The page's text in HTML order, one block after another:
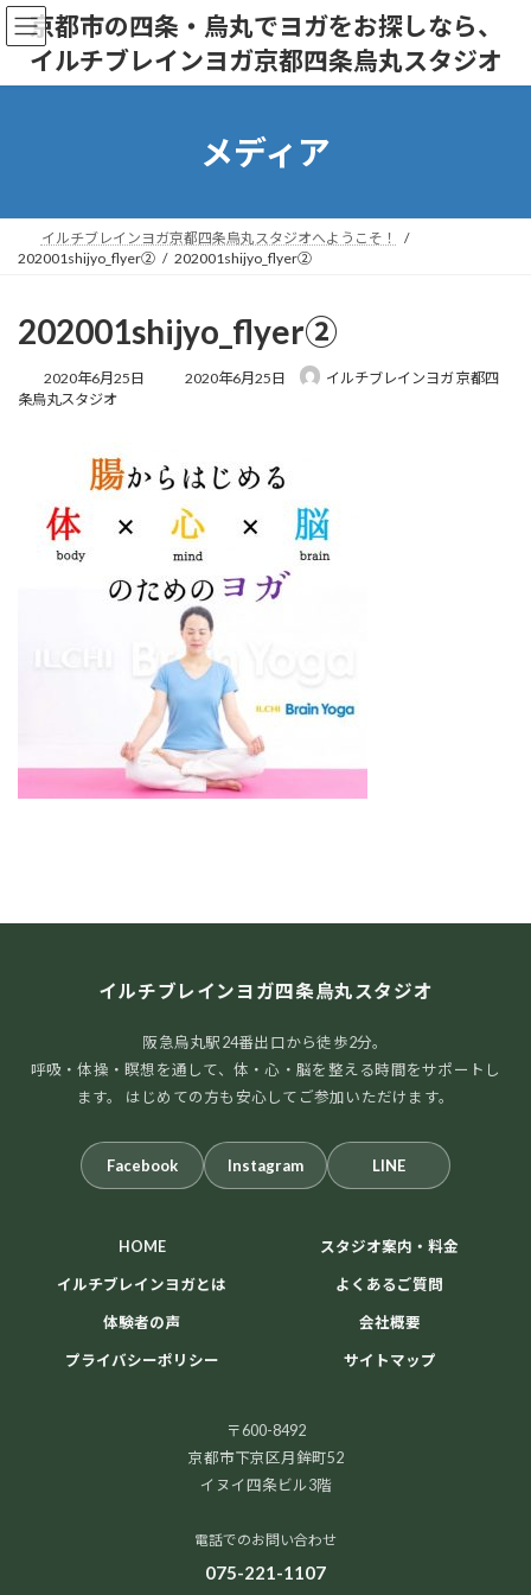
コ
ン
ン
プ
ナ
ビ
ー
動
京都市の四条・烏丸でヨガをお探しなら、
イルチブレインヨガ京都四条烏丸スタジオ
メディア
イルチブレインヨガ京都四条烏丸スタジオへようこそ！
202001shijyo_flyer②
202001shijyo_flyer②
202001shijyo_flyer②
2020年6月25日
最
時
2020年6月25日
イルチブレインヨガ 京都四
条烏丸スタジオ
イルチブレインヨガ四条烏丸スタジオ
阪急烏丸駅24番出口から徒歩2分。
呼吸・体操・瞑想を通して、体・心・脳を整える時間をサポートし
ます。 はじめての方も安心してご参加いただけます。
Facebook Instagram LINE
HOME スタジオ案内・料金
イルチブレインヨガとは よくあるご質問
体験者の声 会社概要
プライバシーポリシー サイトマップ
〒600-8492
京都市下京区月鉾町52
イヌイ四条ビル3階
電話でのお問い合わせ
075-221-1107